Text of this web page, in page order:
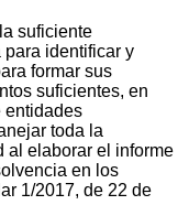
suficiente
identificar y
formar sus
suficientes, en
entidades
toda la
al elaborar el informe
en los
1/2017, de 22 de